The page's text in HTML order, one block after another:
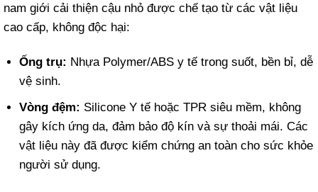
nam giới cải thiện cậu nhỏ được chế tạo từ các vật liệu
cao cấp, không độc hại:
Ống trụ: Nhựa Polymer/ABS y tế trong suốt, bền bỉ, dễ
vệ sinh.
Vòng đệm: Silicone Y tế hoặc TPR siêu mềm, không
gây kích ứng da, đảm bảo độ kín và sự thoải mái. Các
vật liệu này đã được kiểm chứng an toàn cho sức khỏe
người sử dụng.